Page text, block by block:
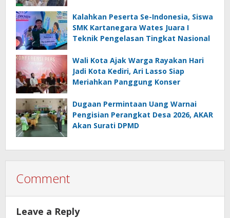
Kalahkan Peserta Se-Indonesia, Siswa
SMK Kartanegara Wates Juara I
Teknik Pengelasan Tingkat Nasional
Wali Kota Ajak Warga Rayakan Hari
Jadi Kota Kediri, Ari Lasso Siap
Meriahkan Panggung Konser
Dugaan Permintaan Uang Warnai
Pengisian Perangkat Desa 2026, AKAR
Akan Surati DPMD
Comment
Leave a Reply